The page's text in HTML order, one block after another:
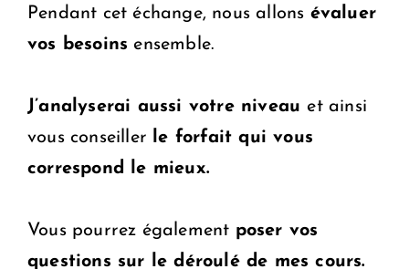
Pendant cet échange, nous allons évaluer
vos besoins ensemble.
J’analyserai aussi votre niveau et ainsi
vous conseiller
le forfait qui vous
correspond le mieux.
Vous pourrez également poser vos
questions sur le déroulé de mes cours.